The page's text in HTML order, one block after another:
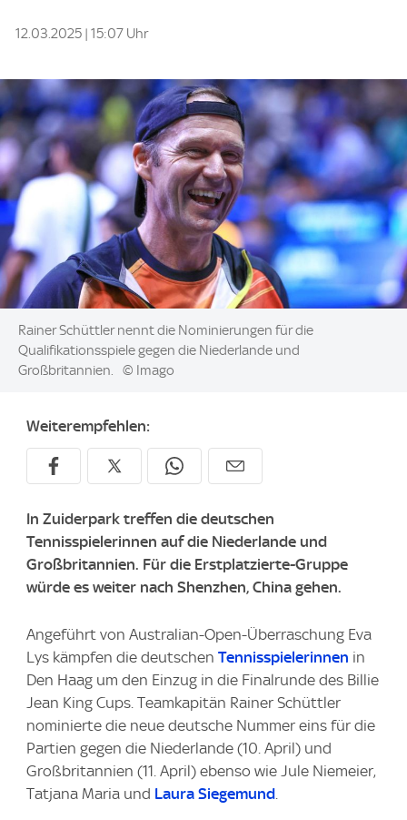
12.03.2025 | 15:07 Uhr
Image:
Rainer Schüttler nennt die Nominierungen für die
Qualifikationsspiele gegen die Niederlande und
Großbritannien.
© Imago
Weiterempfehlen:
In Zuiderpark treffen die deutschen
Tennisspielerinnen auf die Niederlande und
Großbritannien. Für die Erstplatzierte-Gruppe
würde es weiter nach Shenzhen, China gehen.
Angeführt von Australian-Open-Überraschung Eva
Lys kämpfen die deutschen Tennisspielerinnen in
Den Haag um den Einzug in die Finalrunde des Billie
Jean King Cups. Teamkapitän Rainer Schüttler
nominierte die neue deutsche Nummer eins für die
Partien gegen die Niederlande (10. April) und
Großbritannien (11. April) ebenso wie Jule Niemeier,
Tatjana Maria und Laura Siegemund.